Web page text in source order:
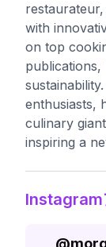
with
on top
publications,
enthusiasts,
culinary
inspiring a
Instagram
@